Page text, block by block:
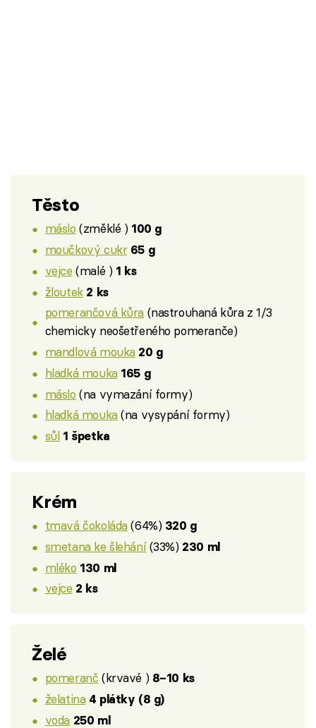
Těsto
máslo (změklé ) 100 g
moučkový cukr 65 g
vejce (malé ) 1 ks
žloutek 2 ks
pomerančová kůra (nastrouhaná kůra z 1/3
chemicky neošetřeného pomeranče)
mandlová mouka 20 g
hladká mouka 165 g
máslo (na vymazání formy)
hladká mouka(na vysypání formy)
sůl 1 špetka
Krém
tmavá čokoláda(64%) 320 g
smetana ke šlehání(33%) 230 ml
mléko 130 ml
vejce 2 ks
Želé
pomeranč (krvavé ) 8–10 ks
želatina 4 plátky (8 g)
voda 250 ml